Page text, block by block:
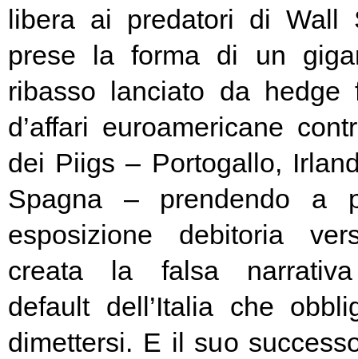
libera ai predatori di Wall
prese la forma di un
ribasso lanciato da hedge
d’affari euroamericane
dei Piigs – Portogallo,
Spagna – prendendo a
esposizione debitoria
creata la falsa narrativa
default dell’Italia che
dimettersi. E il suo